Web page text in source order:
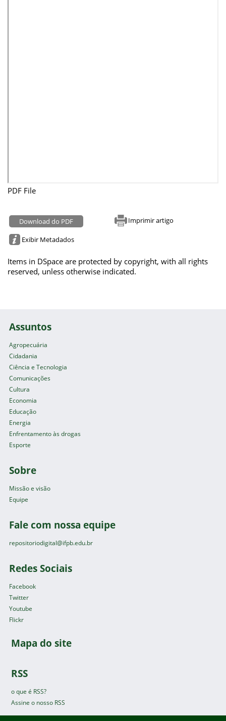
PDF File
Download do PDF Imprimir artigo
Exibir Metadados
Items in DSpace are protected by copyright, with all rights
reserved, unless otherwise indicated.
Assuntos
Agropecuária
Cidadania
Ciência e Tecnologia
Comunicações
Cultura
Economia
Educação
Energia
Enfrentamento às drogas
Esporte
Sobre
Missão e visão
Equipe
Fale com nossa equipe
repositoriodigital@ifpb.edu.br
Redes Sociais
Facebook
Twitter
Youtube
Flickr
Mapa do site
RSS
o que é RSS?
Assine o nosso RSS